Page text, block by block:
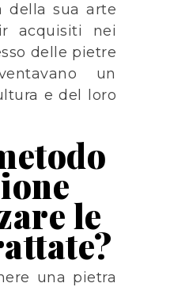
della sua arte
acquisiti nei
delle pietre
un
e del loro
le
una pietra